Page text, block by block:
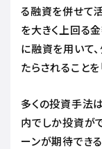
る融資を併せて
を大きく上回る
に融資を用いて
たらされることを
多くの投資手法
内でしか投資が
ーンが期待でき